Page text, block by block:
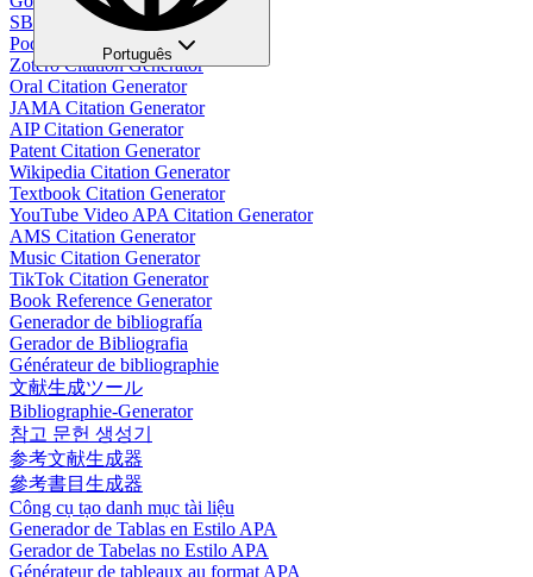
SBL Citation Generator
Podcast Citation Generator
Zotero Citation Generator
Oral Citation Generator
JAMA Citation Generator
AIP Citation Generator
Patent Citation Generator
Wikipedia Citation Generator
Textbook Citation Generator
YouTube Video APA Citation Generator
AMS Citation Generator
Music Citation Generator
TikTok Citation Generator
Book Reference Generator
Generador de bibliografía
Gerador de Bibliografia
Générateur de bibliographie
文献生成ツール
Bibliographie-Generator
참고 문헌 생성기
参考文献生成器
參考書目生成器
Công cụ tạo danh mục tài liệu
Generador de Tablas en Estilo APA
Gerador de Tabelas no Estilo APA
Générateur de tableaux au format APA
Português